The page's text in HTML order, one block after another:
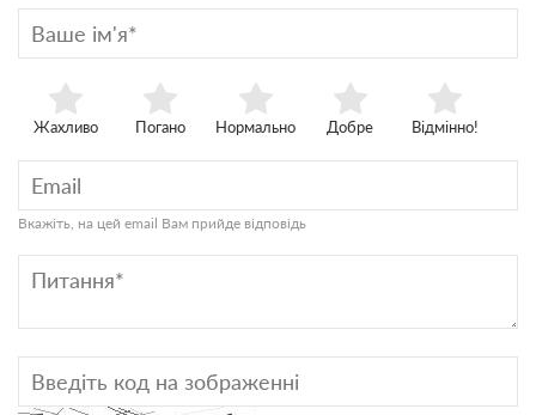
Жахливо Погано Нормально Добре Відмінно!
Вкажіть, на цей email Вам прийде відповідь